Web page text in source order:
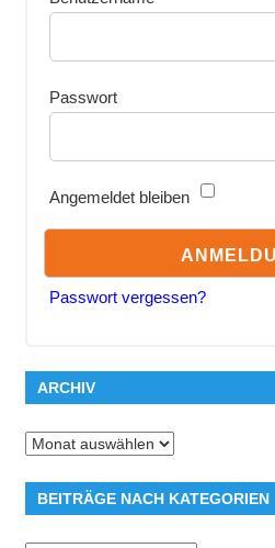
Passwort
Angemeldet bleiben
Passwort vergessen?
ARCHIV
Archiv
BEITRÄGE NACH KATEGORIEN